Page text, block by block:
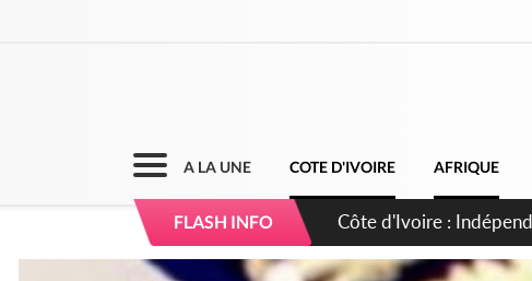
A LA UNE COTE D'IVOIRE AFRIQUE
FLASH INFO
Sierra Leone : Un
d'avance